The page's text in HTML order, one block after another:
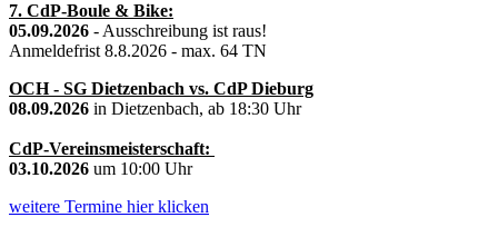
7. CdP-Boule & Bike:
05.09.2026 - Ausschreibung ist raus!
Anmeldefrist 8.8.2026 - max. 64 TN
OCH - SG Dietzenbach vs. CdP Dieburg
08.09.2026 in Dietzenbach, ab 18:30 Uhr
CdP-Vereinsmeisterschaft:
03.10.2026 um 10:00 Uhr
weitere Termine hier klicken